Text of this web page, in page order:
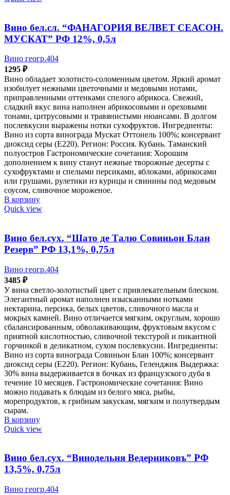
Вино бел.сл. “ФАНАГОРИЯ ВЕЛВЕТ СЕАСОН.
МУСКАТ” РФ 12%, 0,5л
Вино геогр.404
1295 ₽
Вино обладает золотисто-соломенным цветом. Яркий аромат
изобилует нежными цветочными и медовыми нотами,
приправленными оттенками спелого абрикоса. Свежий,
сладкий вкус вина наполнен абрикосовыми и ореховыми
тонами, цитрусовыми и травянистыми нюансами. В долгом
послевкусии выражены нотки сухофруктов. Ингредиенты:
Вино из сорта винограда Мускат Оттонель 100%; консервант
диоксид серы (Е220). Регион: Россия. Кубань. Таманский
полуостров Гастрономические сочетания: Хорошим
дополнением к вину станут нежные творожные десерты с
сухофруктами и спелыми персиками, яблоками, абрикосами
или грушами, рулетики из курицы и свинины под медовым
соусом, сливочное мороженое.
В корзину
Quick view
Вино бел.сух. “Шато де Талю Совиньон Блан
Резерв” РФ 13,1%, 0,75л
Вино геогр.404
3485 ₽
У вина светло-золотистый цвет с привлекательным блеском.
Элегантный аромат наполнен изысканными нотками
нектарина, персика, белых цветов, сливочного масла и
мокрых камней. Вино отличается мягким, округлым, хорошо
сбалансированным, обволакивающим, фруктовым вкусом с
приятной кислотностью, сливочной текстурой и пикантной
горчинкой в деликатном, сухом послевкусии. Ингредиенты:
Вино из сорта винограда Совиньон Блан 100%; консервант
диоксид серы (Е220). Регион: Кубань, Геленджик Выдержка:
30% вина выдерживается в бочках из французского дуба в
течение 10 месяцев. Гастрономические сочетания: Вино
можно подавать к блюдам из белого мяса, рыбы,
морепродуктов, к грибным закускам, мягким и полутвердым
сырам.
В корзину
Quick view
Вино бел.сух. “Винодельня Ведерниковъ” РФ
13,5%, 0,75л
Вино геогр.404